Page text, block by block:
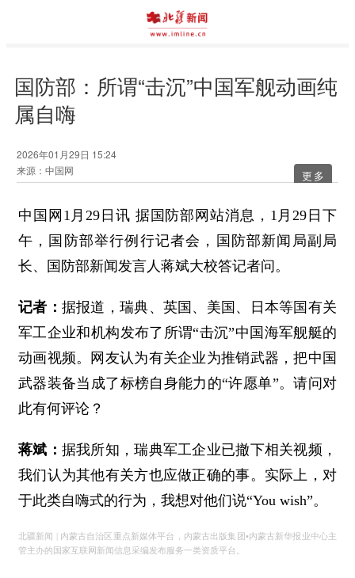
国防部：所谓“击沉”中国军舰动画纯
属自嗨
2026年01月29日 15:24
来源：中国网
更多
中国网1月29日讯 据国防部网站消息，1月29日下
午，国防部举行例行记者会，国防部新闻局副局
长、国防部新闻发言人蒋斌大校答记者问。
记者： 据报道，瑞典、英国、美国、日本等国有关
军工企业和机构发布了所谓“击沉”中国海军舰艇的
动画视频。网友认为有关企业为推销武器，把中国
武器装备当成了标榜自身能力的“许愿单”。请问对
此有何评论？
蒋斌： 据我所知，瑞典军工企业已撤下相关视频，
我们认为其他有关方也应做正确的事。实际上，对
于此类自嗨式的行为，我想对他们说“You wish”。
北疆新闻 | 内蒙古自治区重点新媒体平台，内蒙古出版集团•内蒙古新华报业中心主
管主办的国家互联网新闻信息采编发布服务一类资质平台。